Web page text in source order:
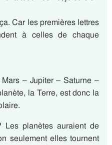
Car les premières lettres
à celles de chaque
– Jupiter – Saturne –
la Terre, est donc la
Les planètes auraient de
seulement elles tournent